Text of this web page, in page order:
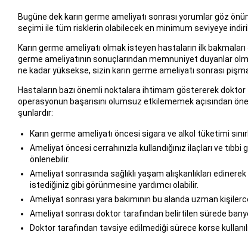
Bugüne dek karın germe ameliyatı sonrası yorumlar göz
seçimi ile tüm risklerin olabilecek en minimum seviyeye
Karın germe ameliyatı olmak isteyen hastaların ilk
germe ameliyatının sonuçlarından memnuniyet duyanlar
ne kadar yüksekse, sizin karın germe ameliyatı sonrası
Hastaların bazı önemli noktalara ihtimam göstererek
operasyonun başarısını olumsuz etkilememek açısından
şunlardır:
Karın germe ameliyatı öncesi sigara ve alkol tüketimi
Ameliyat öncesi cerrahınızla kullandığınız ilaçları ve
önlenebilir.
Ameliyat sonrasında sağlıklı yaşam alışkanlıkları
istediğiniz gibi görünmesine yardımcı olabilir.
Ameliyat sonrası yara bakımının bu alanda uzman
Ameliyat sonrası doktor tarafından belirtilen sürede
Doktor tarafından tavsiye edilmediği sürece korse